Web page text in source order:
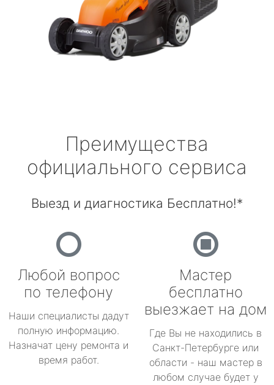
Преимущества
официального сервиса
Выезд и диагностика Бесплатно!*
Любой вопрос
по телефону
Наши специалисты дадут
полную информацию.
Назначат цену ремонта и
время работ.
Мастер
бесплатно
выезжает на дом
Где Вы не находились в
Санкт-Петербурге или
области - наш мастер в
любом случае будет у